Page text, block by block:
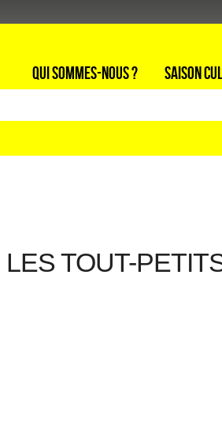
Qui sommes-nous ? Saison
TOUT-